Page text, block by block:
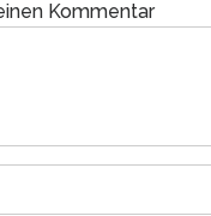
Kommentar